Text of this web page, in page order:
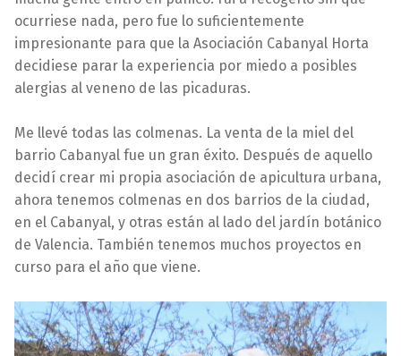
ocurriese nada, pero fue lo suficientemente
impresionante para que la Asociación Cabanyal Horta
decidiese parar la experiencia por miedo a posibles
alergias al veneno de las picaduras.
Me llevé todas las colmenas. La venta de la miel del
barrio Cabanyal fue un gran éxito. Después de aquello
decidí crear mi propia asociación de apicultura urbana,
ahora tenemos colmenas en dos barrios de la ciudad,
en el Cabanyal, y otras están al lado del jardín botánico
de Valencia. También tenemos muchos proyectos en
curso para el año que viene.